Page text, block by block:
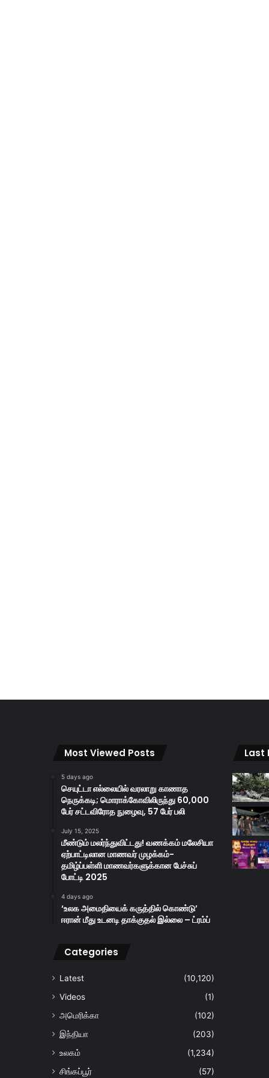
Most Viewed Posts
5 days ago
செயுட்டா எல்லையில் வரலாறு காணாத
நெருக்கடி; மொராக்கோவிலிருந்து 60,000
பேர் சட்டவிரோத நுழைவு, 57 பேர் பலி
July 15, 2025
மீண்டும் மலர்ந்துவிட்டது! வணக்கம் மலேசியா
ஏற்பாட்டிலான மாணவர் முழக்கம்-
தமிழ்ப்பள்ளி மாணவர்களுக்கான பேச்சுப்
போட்டி 2025
4 days ago
‘உலக அமைதியைக் கருத்தில் கொண்டு’
ஈரான் மீது உடனடி தாக்குதல் இல்லை – ட்ரம்ப்
Categories
Latest
(10,120)
Videos
(1)
அமெரிக்கா
(102)
இந்தியா
(203)
உலகம்
(1,234)
சிங்கப்பூர்
(57)
Last